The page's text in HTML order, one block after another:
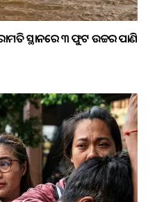
ସ୍ଥାନରେ ୩ ଫୁଟ ଉଚ୍ଚର ପାଣି